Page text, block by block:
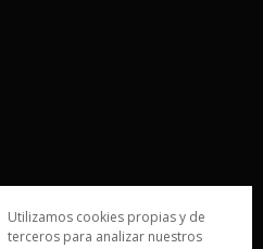
Utilizamos cookies propias y de
terceros para analizar nuestros